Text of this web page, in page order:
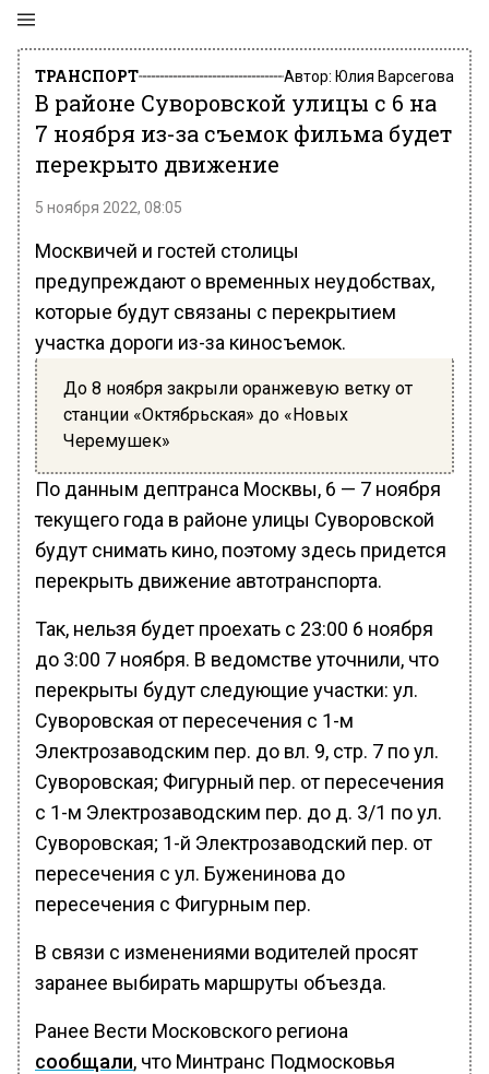
ТРАНСПОРТ Автор: Юлия Варсегова
В районе Суворовской улицы с 6 на
7 ноября из-за съемок фильма будет
перекрыто движение
5 ноября 2022, 08:05
Москвичей и гостей столицы
предупреждают о временных неудобствах,
которые будут связаны с перекрытием
участка дороги из-за киносъемок.
До 8 ноября закрыли оранжевую ветку от
станции «Октябрьская» до «Новых
Черемушек»
По данным дептранса Москвы, 6 — 7 ноября
текущего года в районе улицы Суворовской
будут снимать кино, поэтому здесь придется
перекрыть движение автотранспорта.
Так, нельзя будет проехать с 23:00 6 ноября
до 3:00 7 ноября. В ведомстве уточнили, что
перекрыты будут следующие участки: ул.
Суворовская от пересечения с 1-м
Электрозаводским пер. до вл. 9, стр. 7 по ул.
Суворовская; Фигурный пер. от пересечения
с 1-м Электрозаводским пер. до д. 3/1 по ул.
Суворовская; 1-й Электрозаводский пер. от
пересечения с ул. Буженинова до
пересечения с Фигурным пер.
В связи с изменениями водителей просят
заранее выбирать маршруты объезда.
Ранее Вести Московского региона
сообщали, что Минтранс Подмосковья